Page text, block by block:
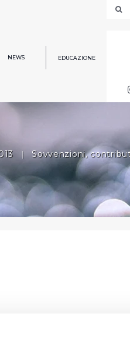
NEWS EDUCAZIONE
| Sovvenzioni,